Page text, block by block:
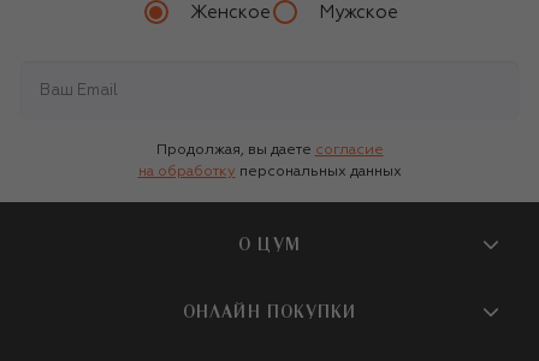
Женское Мужское
Продолжая, вы даете согласие
на обработку персональных данных
О ЦУМ
О магазине
ОНЛАЙН ПОКУПКИ